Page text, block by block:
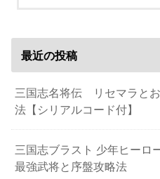
最近の投稿
三国志名将伝 リセマラと
法【シリアルコード付】
三国志ブラスト 少年ヒー
最強武将と序盤攻略法